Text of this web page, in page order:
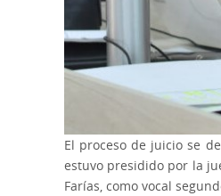
El proceso de juicio se
estuvo presidido por la
Farías, como vocal